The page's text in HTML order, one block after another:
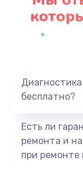
бесплатно?
Есть ли
ремонта и
при